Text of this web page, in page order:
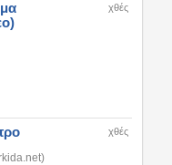
χθές
χθές